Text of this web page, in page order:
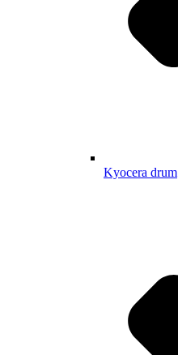
Kyocera drum